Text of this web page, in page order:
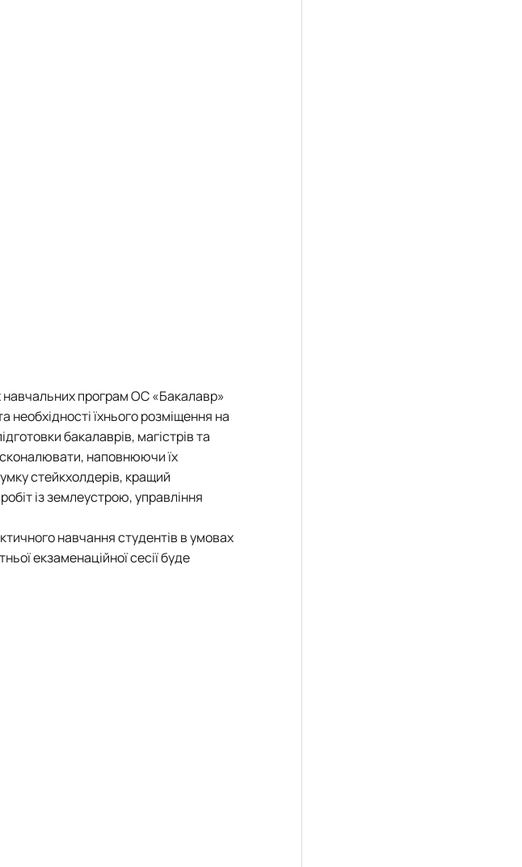
програм ОС «Бакалавр»
необхідності їхнього розміщення на
бакалаврів, магістрів та
наповнюючи їх
стейкхолдерів, кращий
із землеустрою, управління
навчання студентів в умовах
екзаменаційної сесії буде